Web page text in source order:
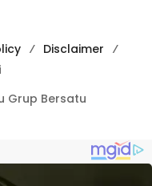
Disclaimer
Grup Bersatu